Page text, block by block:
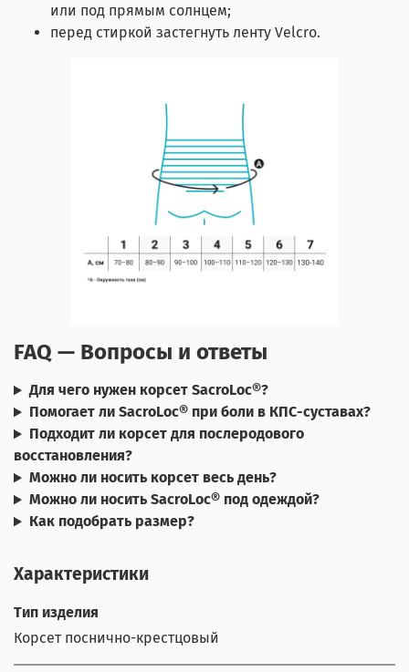
или под прямым солнцем;
перед стиркой застегнуть ленту Velcro.
FAQ — Вопросы и ответы
Для чего нужен корсет SacroLoc®?
Помогает ли SacroLoc® при боли в КПС-суставах?
Подходит ли корсет для послеродового
восстановления?
Можно ли носить корсет весь день?
Можно ли носить SacroLoc® под одеждой?
Как подобрать размер?
Характеристики
Тип изделия
Корсет поснично-крестцовый